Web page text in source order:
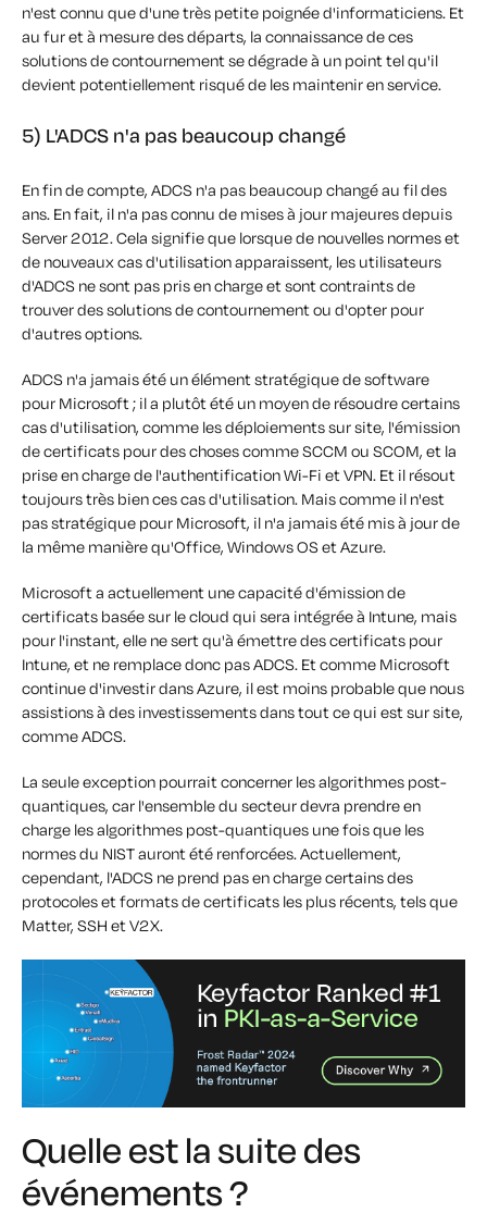
n'est connu que d'une très petite poignée d'informaticiens. Et
au fur et à mesure des départs, la connaissance de ces
solutions de contournement se dégrade à un point tel qu'il
devient potentiellement risqué de les maintenir en service.
5) L'ADCS n'a pas beaucoup changé
En fin de compte, ADCS n'a pas beaucoup changé au fil des
ans. En fait, il n'a pas connu de mises à jour majeures depuis
Server 2012. Cela signifie que lorsque de nouvelles normes et
de nouveaux cas d'utilisation apparaissent, les utilisateurs
d'ADCS ne sont pas pris en charge et sont contraints de
trouver des solutions de contournement ou d'opter pour
d'autres options.
ADCS n'a jamais été un élément stratégique de software
pour Microsoft ; il a plutôt été un moyen de résoudre certains
cas d'utilisation, comme les déploiements sur site, l'émission
de certificats pour des choses comme SCCM ou SCOM, et la
prise en charge de l'authentification Wi-Fi et VPN. Et il résout
toujours très bien ces cas d'utilisation. Mais comme il n'est
pas stratégique pour Microsoft, il n'a jamais été mis à jour de
la même manière qu'Office, Windows OS et Azure.
Microsoft a actuellement une capacité d'émission de
certificats basée sur le cloud qui sera intégrée à Intune, mais
pour l'instant, elle ne sert qu'à émettre des certificats pour
Intune, et ne remplace donc pas ADCS. Et comme Microsoft
continue d'investir dans Azure, il est moins probable que nous
assistions à des investissements dans tout ce qui est sur site,
comme ADCS.
La seule exception pourrait concerner les algorithmes post-
quantiques, car l'ensemble du secteur devra prendre en
charge les algorithmes post-quantiques une fois que les
normes du NIST auront été renforcées. Actuellement,
cependant, l'ADCS ne prend pas en charge certains des
protocoles et formats de certificats les plus récents, tels que
Matter, SSH et V2X.
Quelle est la suite des
événements ?